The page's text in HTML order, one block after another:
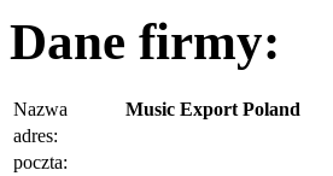
Dane firmy:
Nazwa
Music Export Poland
adres:
poczta: